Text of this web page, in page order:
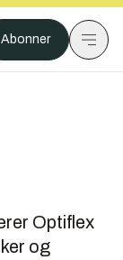
Abonner
Optiflex
og